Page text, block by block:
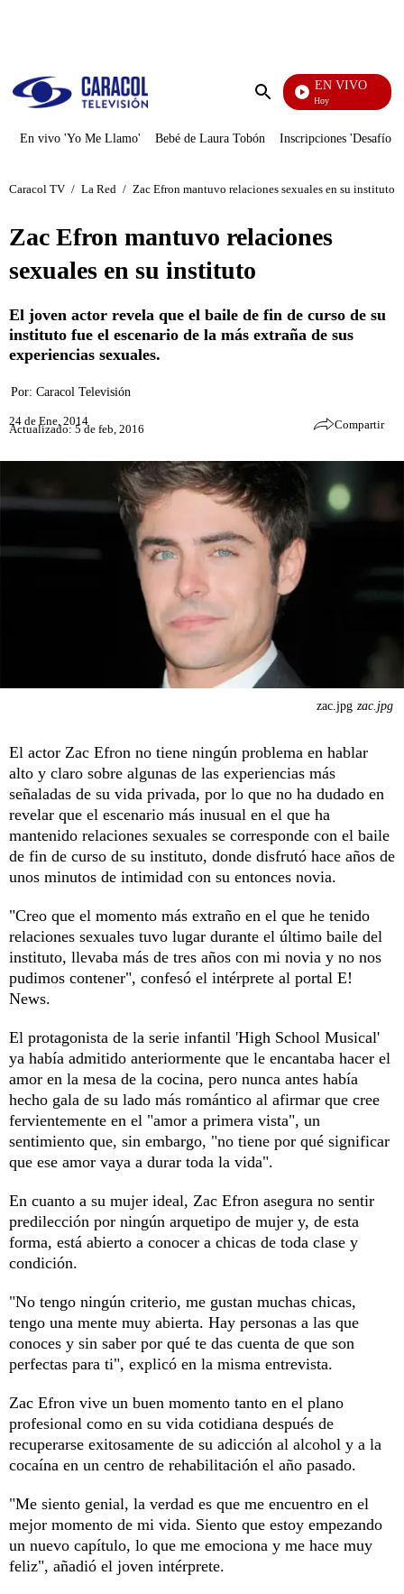
Enviar
EN VIVO
La Finca De Hoy
En vivo 'Yo Me Llamo' Bebé de Laura Tobón Inscripciones 'Desafío'
Caracol TV / La Red / Zac Efron mantuvo relaciones sexuales en su instituto
Zac Efron mantuvo relaciones
sexuales en su instituto
El joven actor revela que el baile de fin de curso de su
instituto fue el escenario de la más extraña de sus
experiencias sexuales.
Por: Caracol Televisión
24 de Ene, 2014
Actualizado: 5 de feb, 2016 Compartir
zac.jpg zac.jpg
El actor Zac Efron no tiene ningún problema en hablar
alto y claro sobre algunas de las experiencias más
señaladas de su vida privada, por lo que no ha dudado en
revelar que el escenario más inusual en el que ha
mantenido relaciones sexuales se corresponde con el baile
de fin de curso de su instituto, donde disfrutó hace años de
unos minutos de intimidad con su entonces novia.
"Creo que el momento más extraño en el que he tenido
relaciones sexuales tuvo lugar durante el último baile del
instituto, llevaba más de tres años con mi novia y no nos
pudimos contener", confesó el intérprete al portal E!
News.
El protagonista de la serie infantil 'High School Musical'
ya había admitido anteriormente que le encantaba hacer el
amor en la mesa de la cocina, pero nunca antes había
hecho gala de su lado más romántico al afirmar que cree
fervientemente en el "amor a primera vista", un
sentimiento que, sin embargo, "no tiene por qué significar
que ese amor vaya a durar toda la vida".
En cuanto a su mujer ideal, Zac Efron asegura no sentir
predilección por ningún arquetipo de mujer y, de esta
forma, está abierto a conocer a chicas de toda clase y
condición.
"No tengo ningún criterio, me gustan muchas chicas,
tengo una mente muy abierta. Hay personas a las que
conoces y sin saber por qué te das cuenta de que son
perfectas para ti", explicó en la misma entrevista.
Zac Efron vive un buen momento tanto en el plano
profesional como en su vida cotidiana después de
recuperarse exitosamente de su adicción al alcohol y a la
cocaína en un centro de rehabilitación el año pasado.
"Me siento genial, la verdad es que me encuentro en el
mejor momento de mi vida. Siento que estoy empezando
un nuevo capítulo, lo que me emociona y me hace muy
feliz", añadió el joven intérprete.